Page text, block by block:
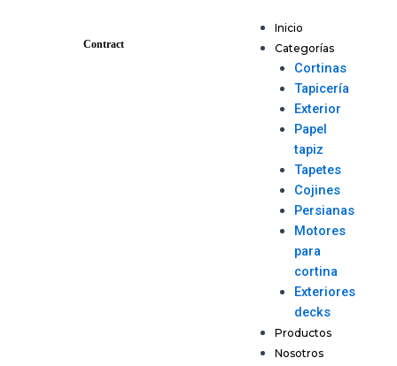
Contract
Inicio
Categorías
Cortinas
Tapicería
Exterior
Papel
tapiz
Tapetes
Cojines
Persianas
Motores
para
cortina
Exteriores
decks
Productos
Nosotros